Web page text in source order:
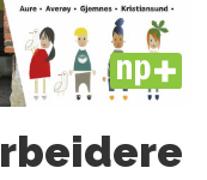
PLUS